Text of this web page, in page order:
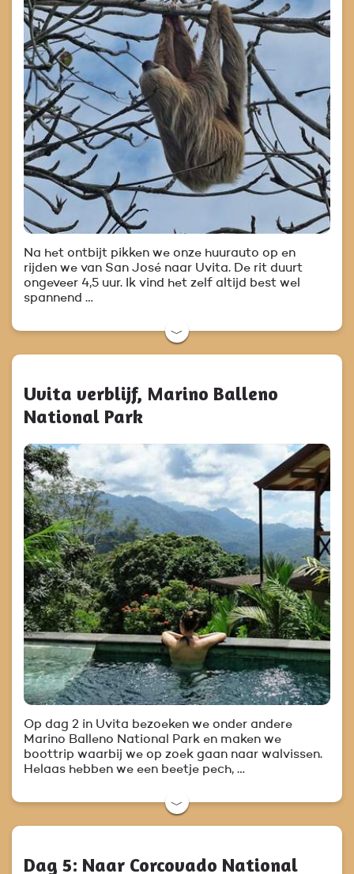
Na het ontbijt pikken we onze huurauto op en
rijden we van San José naar Uvita. De rit duurt
ongeveer 4,5 uur. Ik vind het zelf altijd best wel
spannend …
﹀
Uvita verblijf, Marino Balleno
National Park
Op dag 2 in Uvita bezoeken we onder andere
Marino Balleno National Park en maken we
boottrip waarbij we op zoek gaan naar walvissen.
Helaas hebben we een beetje pech, …
﹀
Dag 5: Naar Corcovado National